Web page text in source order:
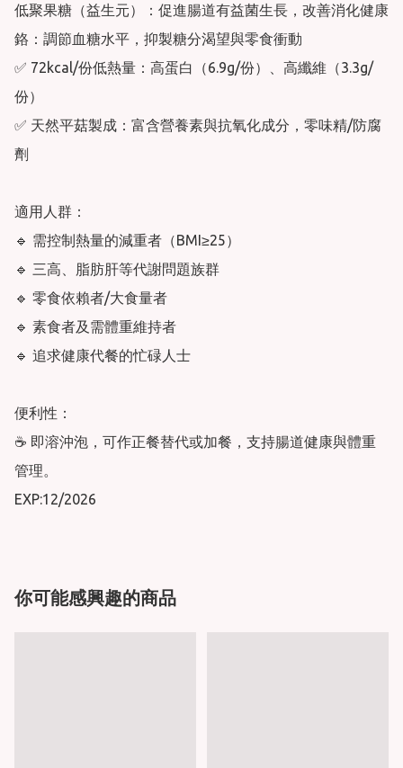
低聚果糖（益生元）：促進腸道有益菌生長，改善消化健康
鉻：調節血糖水平，抑製糖分渴望與零食衝動
✅ 72kcal/份低熱量：高蛋白（6.9g/份）、高纖維（3.3g/
份）
✅ 天然平菇製成：富含營養素與抗氧化成分，零味精/防腐
劑
適用人群：
🔹 需控制熱量的減重者（BMI≥25）
🔹 三高、脂肪肝等代謝問題族群
🔹 零食依賴者/大食量者
🔹 素食者及需體重維持者
🔹 追求健康代餐的忙碌人士
便利性：
☕ 即溶沖泡，可作正餐替代或加餐，支持腸道健康與體重
管理。
EXP:12/2026
你可能感興趣的商品